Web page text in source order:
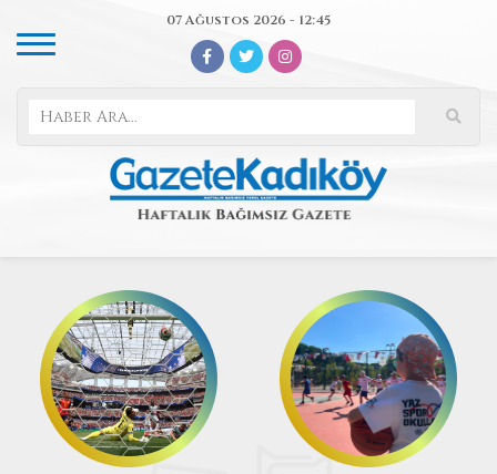
07 Ağustos 2026 - 12:45